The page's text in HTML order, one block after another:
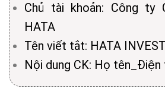
Chủ tài khoản: Công ty
HATA
Tên viết tắt: HATA INVEST
Nội dung CK: Họ tên_Điện